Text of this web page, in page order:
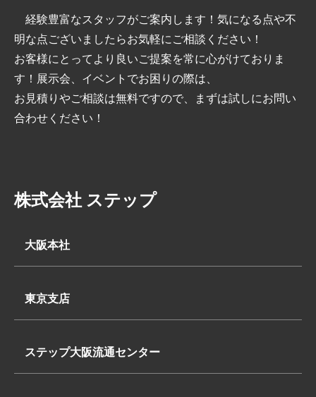
経験豊富なスタッフがご案内します！気になる点や不
明な点ございましたらお気軽にご相談ください！
お客様にとってより良いご提案を常に心がけておりま
す！展示会、イベントでお困りの際は、
お見積りやご相談は無料ですので、まずは試しにお問い
合わせください！
株式会社 ステップ
大阪本社
大阪府高槻市下田部町2丁目7-2
FAX:072-648-3312
東京支店
埼玉県八潮市浮塚624-1
ステップ大阪流通センター